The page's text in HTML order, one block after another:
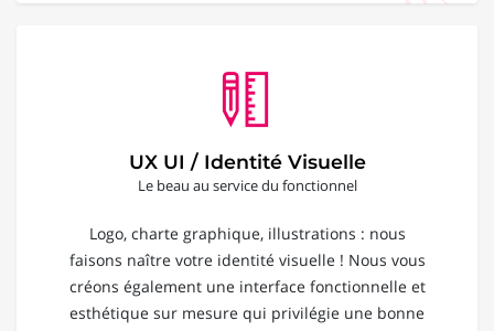
UX UI / Identité Visuelle
Le beau au service du fonctionnel
Logo, charte graphique, illustrations : nous
faisons naître votre identité visuelle ! Nous vous
créons également une interface fonctionnelle et
esthétique sur mesure qui privilégie une bonne